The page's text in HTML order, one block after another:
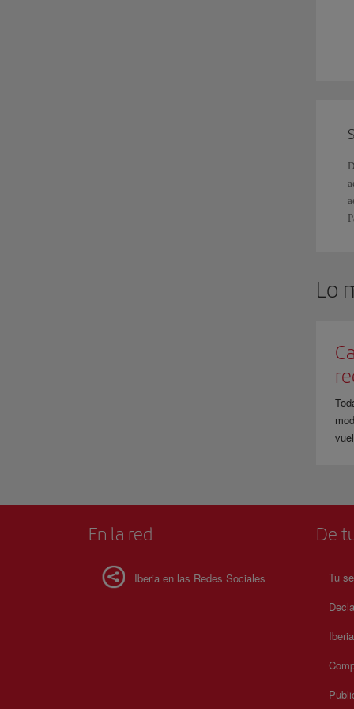
Lo
En la red
Iberia en las Redes Sociales
De
Tu